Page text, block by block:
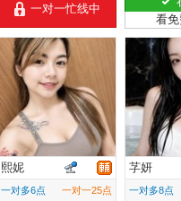
一对一忙线中
看
熙妮
一对多6点 一对一25点
芓妍
一对多8点